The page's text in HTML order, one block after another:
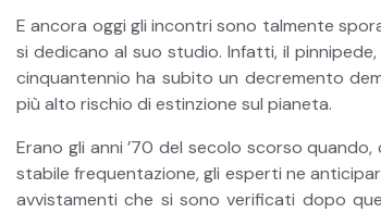
E ancora oggi gli incontri sono talmente
si dedicano al suo studio. Infatti, il
cinquantennio ha subito un decremento
più alto rischio di estinzione sul pianeta.
Erano gli anni ’70 del secolo scorso
stabile frequentazione, gli esperti ne
avvistamenti che si sono verificati dopo